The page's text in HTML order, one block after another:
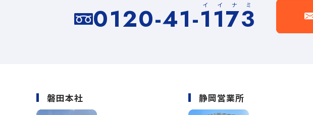
イイナミ
0120-41-1173
磐田本社 静岡営業所